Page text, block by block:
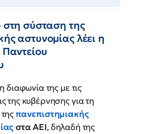
στη σύσταση της
αστυνομίας λέει η
διαφωνία της με τις
της κυβέρνησης για τη
πανεπιστημιακής
στα ΑΕΙ, δηλαδή της